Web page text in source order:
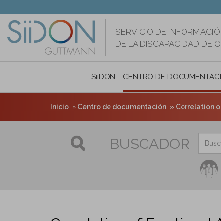
contenido
principal
SERVICIO DE
DE LA DISCAPACIDAD DE
SiiDON CENTRO DE
Inicio Centro de documentación Correlation
BUSCADOR